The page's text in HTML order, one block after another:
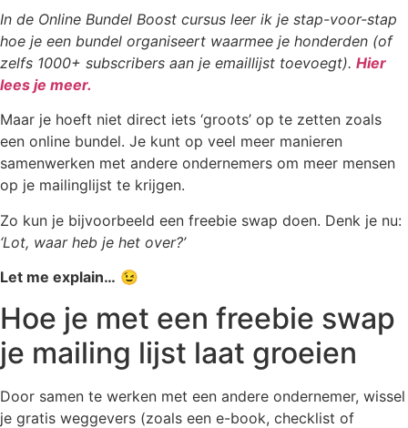
In de Online Bundel Boost cursus leer ik je stap-voor-stap
hoe je een bundel organiseert waarmee je honderden (of
zelfs 1000+ subscribers aan je emaillijst toevoegt). Hier
lees je meer.
Maar je hoeft niet direct iets ‘groots’ op te zetten zoals
een online bundel. Je kunt op veel meer manieren
samenwerken met andere ondernemers om meer mensen
op je mailinglijst te krijgen.
Zo kun je bijvoorbeeld een freebie swap doen. Denk je nu:
‘Lot, waar heb je het over?’
Let me explain… 😉
Hoe je met een freebie swap
je mailing lijst laat groeien
Door samen te werken met een andere ondernemer, wissel
je gratis weggevers (zoals een e-book, checklist of